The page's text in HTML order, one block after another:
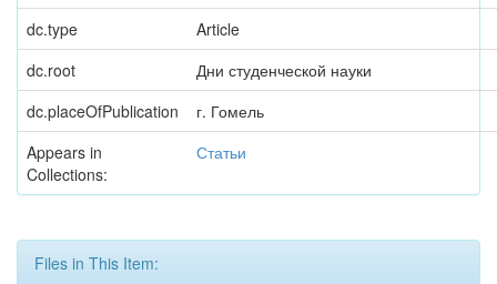
dc.type
Article
dc.root
Дни студенческой науки
dc.placeOfPublication
г. Гомель
Appears in
Collections:
Статьи
Files in This Item: